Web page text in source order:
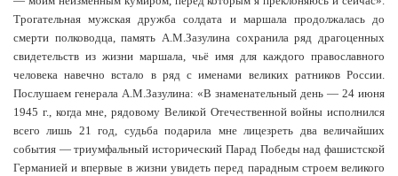
Трогательная мужская дружба солдата и маршала продолжалась до
смерти полководца, память А.М.Зазулина сохранила ряд драгоценных
свидетельств из жизни маршала, чьё имя для каждого православного
человека навечно встало в ряд с именами великих ратников России.
Послушаем генерала А.М.Зазулина: «В знаменательный день — 24 июня
1945 г., когда мне, рядовому Великой Отечественной войны исполнился
всего лишь 21 год, судьба подарила мне лицезреть два величайших
события — триумфальный исторический Парад Победы над фашистской
Германией и впервые в жизни увидеть перед парадным строем великого